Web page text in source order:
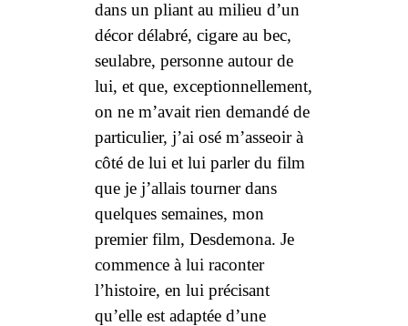
dans un pliant au milieu d’un
décor délabré, cigare au bec,
seulabre, personne autour de
lui, et que, exceptionnellement,
on ne m’avait rien demandé de
particulier, j’ai osé m’asseoir à
côté de lui et lui parler du film
que je j’allais tourner dans
quelques semaines, mon
premier film, Desdemona. Je
commence à lui raconter
l’histoire, en lui précisant
qu’elle est adaptée d’une